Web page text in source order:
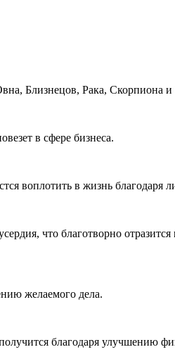
Близнецов, Рака, Скорпиона и
в сфере бизнеса.
воплотить в жизнь благодаря
что благотворно
желаемого дела.
благодаря улучшению